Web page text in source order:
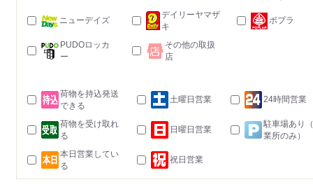
ニューデイズ
デイリーヤマザ
キ
ポプラ
PUDOロッカ
ー
その他の取扱
店
荷物を持込発送
できる
土曜日営業 24時間営業
荷物を受け取れ
る
日曜日営業
駐車場あり
業所のみ）
本日営業してい
る
祝日営業